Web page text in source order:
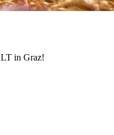
in Graz!